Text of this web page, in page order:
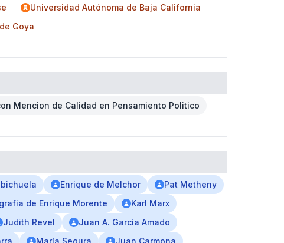
Universidad Autónoma de Baja California
Goya
Mencion de Calidad en Pensamiento Politico
Enrique de Melchor
Pat Metheny
de Enrique Morente
Karl Marx
Judith Revel
Juan A. García Amado
María Segura
Juan Carmona